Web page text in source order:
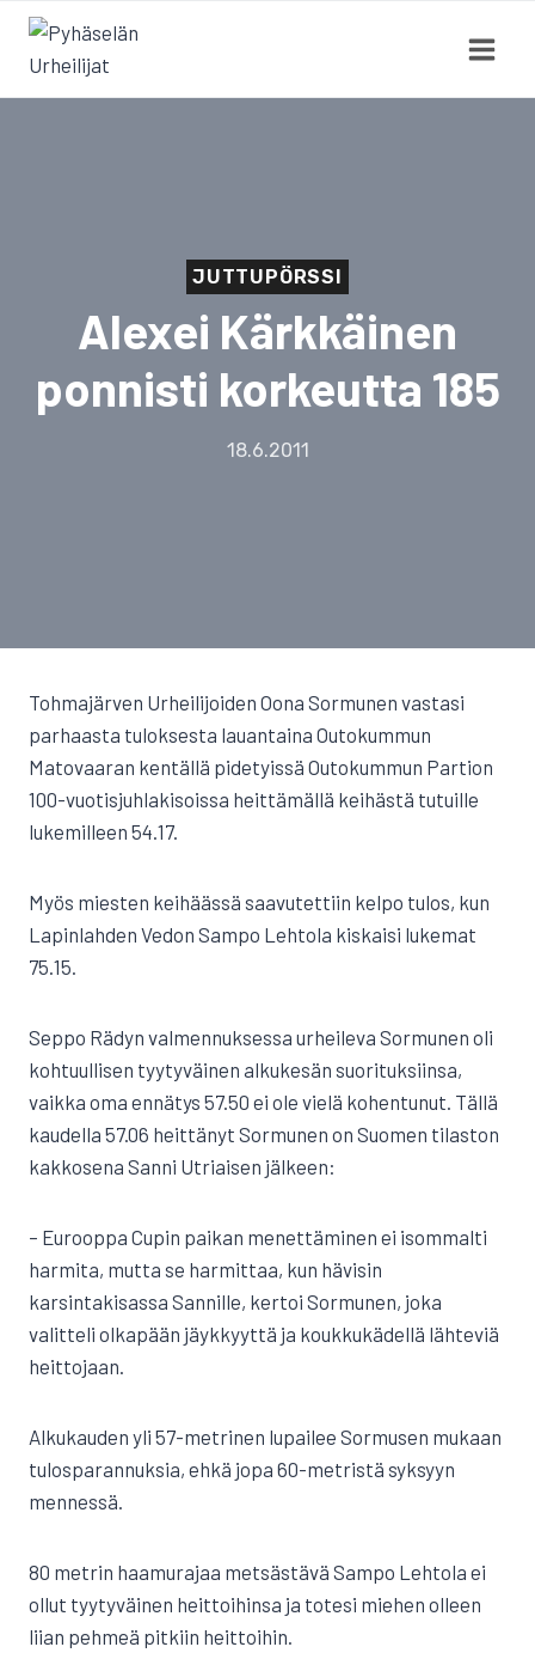
Siirry
sisältöön
JUTTUPÖRSSI
Alexei Kärkkäinen
ponnisti korkeutta 185
18.6.2011
Tohmajärven Urheilijoiden Oona Sormunen vastasi
parhaasta tuloksesta lauantaina Outokummun
Matovaaran kentällä pidetyissä Outokummun Partion
100-vuotisjuhlakisoissa heittämällä keihästä tutuille
lukemilleen 54.17.
Myös miesten keihäässä saavutettiin kelpo tulos, kun
Lapinlahden Vedon Sampo Lehtola kiskaisi lukemat
75.15.
Seppo Rädyn valmennuksessa urheileva Sormunen oli
kohtuullisen tyytyväinen alkukesän suorituksiinsa,
vaikka oma ennätys 57.50 ei ole vielä kohentunut. Tällä
kaudella 57.06 heittänyt Sormunen on Suomen tilaston
kakkosena Sanni Utriaisen jälkeen:
– Eurooppa Cupin paikan menettäminen ei isommalti
harmita, mutta se harmittaa, kun hävisin
karsintakisassa Sannille, kertoi Sormunen, joka
valitteli olkapään jäykkyyttä ja koukkukädellä lähteviä
heittojaan.
Alkukauden yli 57-metrinen lupailee Sormusen mukaan
tulosparannuksia, ehkä jopa 60-metristä syksyyn
mennessä.
80 metrin haamurajaa metsästävä Sampo Lehtola ei
ollut tyytyväinen heittoihinsa ja totesi miehen olleen
liian pehmeä pitkiin heittoihin.